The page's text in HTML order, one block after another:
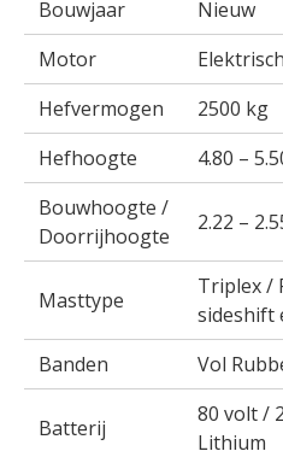
Bouwjaar
Nieuw
Motor
Elektrisch
Hefvermogen
2500 kg
Hefhoogte
4.80 –
Bouwhoogte /
Doorrijhoogte
2.22 –
Masttype
Triplex /
sideshift
Banden
Vol
Batterij
80 volt /
Lithium